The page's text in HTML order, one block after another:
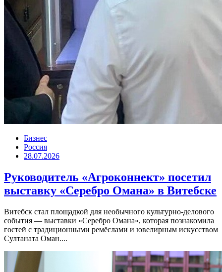
Бизнес
Россия
28.07.2026
Руководитель «Агроконнект» посетил
выставку «Серебро Омана» в Витебске
Витебск стал площадкой для необычного культурно-делового
события — выставки «Серебро Омана», которая познакомила
гостей с традиционными ремёслами и ювелирным искусством
Султаната Оман....